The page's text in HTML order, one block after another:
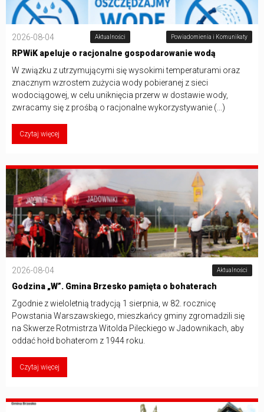
2026-08-04 Aktualności Powiadomienia i Komunikaty
RPWiK apeluje o racjonalne gospodarowanie wodą
W związku z utrzymującymi się wysokimi temperaturami oraz
znacznym wzrostem zużycia wody pobieranej z sieci
wodociągowej, w celu uniknięcia przerw w dostawie wody,
zwracamy się z prośbą o racjonalne wykorzystywanie (...)
Czytaj więcej
2026-08-04 Aktualności
Godzina „W”. Gmina Brzesko pamięta o bohaterach
Zgodnie z wieloletnią tradycją 1 sierpnia, w 82. rocznicę
Powstania Warszawskiego, mieszkańcy gminy zgromadzili się
na Skwerze Rotmistrza Witolda Pileckiego w Jadownikach, aby
oddać hołd bohaterom z 1944 roku.
Czytaj więcej